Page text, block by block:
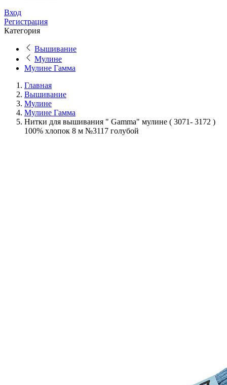
Вход
Регистрация
Категория
Вышивание
Мулине
Мулине Гамма
Главная
Вышивание
Мулине
Мулине Гамма
Нитки для вышивания " Gamma" мулине ( 3071- 3172 )
100% хлопок 8 м №3117 голубой